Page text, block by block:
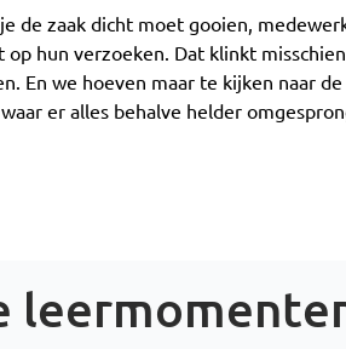
de zaak dicht moet gooien,
hun verzoeken. Dat klinkt
En we hoeven maar te kijken naar
er alles behalve helder